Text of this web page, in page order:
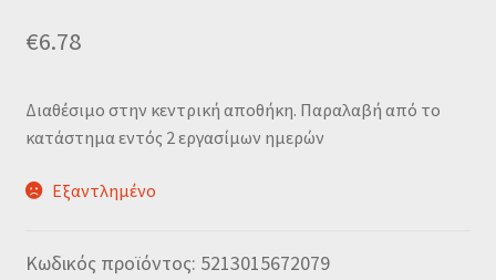
€6.78
Διαθέσιμο στην κεντρική αποθήκη. Παραλαβή από το
κατάστημα εντός 2 εργασίμων ημερών
Εξαντλημένο
Κωδικός προϊόντος: 5213015672079